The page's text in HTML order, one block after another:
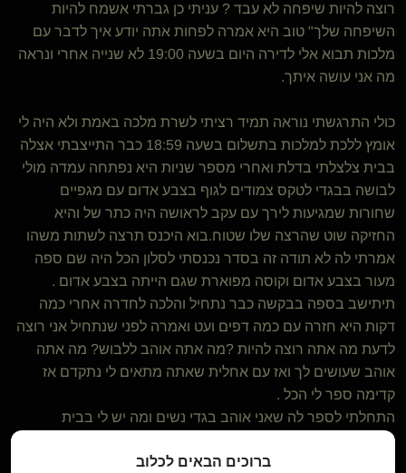
רוצה להיות שיפחה לא עבד ? עניתי כן גברתי אשמח להיות
השיפחה שלך" טוב היא אמרה לפחות אתה יודע איך לדבר עם
מלכות תבוא אלי לדירה היום בשעה 19:00 לא שנייה אחרי ונראה
מה אני עושה איתך.
כולי התרגשתי נוראה תמיד רציתי לשרת מלכה באמת ולא היה לי
אומץ ללכת למלכות בתשלום בשעה 18:59 כבר התייצבתי אצלה
בבית צלצלתי בדלת ואחרי מספר שניות היא נפתחה עמדה מולי
לבושה בבגדי לטקס צמודים לגוף בצבע אדום עם מגפיים
שחורות שמגיעות לירך עם עקב לראושה היה כתר של והיא
החזיקה שוט שהרצה שלו שטוח.בוא היכנס תרצה לשתות משהו
אמרתי לה לא תודה זה בסדר נכנסתי לסלון הכל היה שם ספה
מעור בצבע אדום וקוסה מפוארת שגם הייתה בצבע אדום .
תיתישב בספה בבקשה כבר נתחיל והלכה לחדרה אחרי כמה
דקות היא חזרה עם כמה דפים ועט ואמרה לפני שנתחיל אני רוצה
לדעת מה אתה רוצה להיות ?מה אתה אוהב ללבוש? מה אתה
אוהב שעושים לך ואז עם אחלית שאתה מתאים לי נתקדם אז
קדימה ספר לי הכל .
התחלתי לספר לה שאני אוהב בגדי נשים ומה יש לי בבית
ושהפנטיזה שלי זה לנעול מגפים כמו שלה ושאני אוהב צעצועי מין
בקיצור ניראה לי שדיברתי שם איזה רבע שעה והיא הקשיבה כאילו
ברוכים הבאים לכלוב